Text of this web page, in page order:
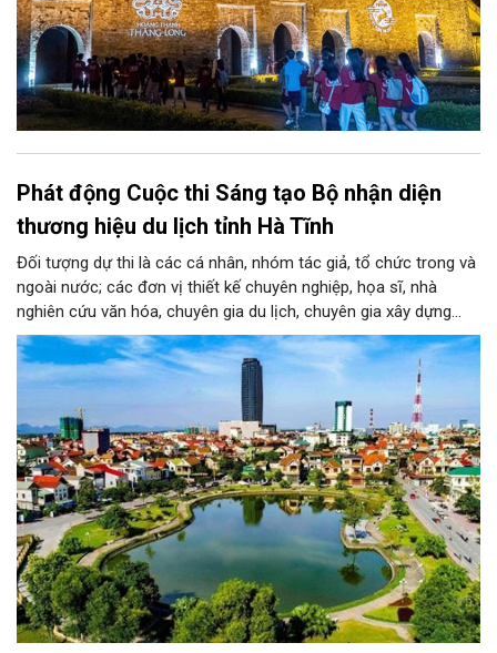
Phát động Cuộc thi Sáng tạo Bộ nhận diện
thương hiệu du lịch tỉnh Hà Tĩnh
Đối tượng dự thi là các cá nhân, nhóm tác giả, tổ chức trong và
ngoài nước; các đơn vị thiết kế chuyên nghiệp, họa sĩ, nhà
nghiên cứu văn hóa, chuyên gia du lịch, chuyên gia xây dựng
thương hiệu cùng những người yêu thích sáng tạo. Mỗi tác giả
hoặc nhóm tác giả được gửi tối đa 03 tác phẩm ở mỗi giai
đoạn.